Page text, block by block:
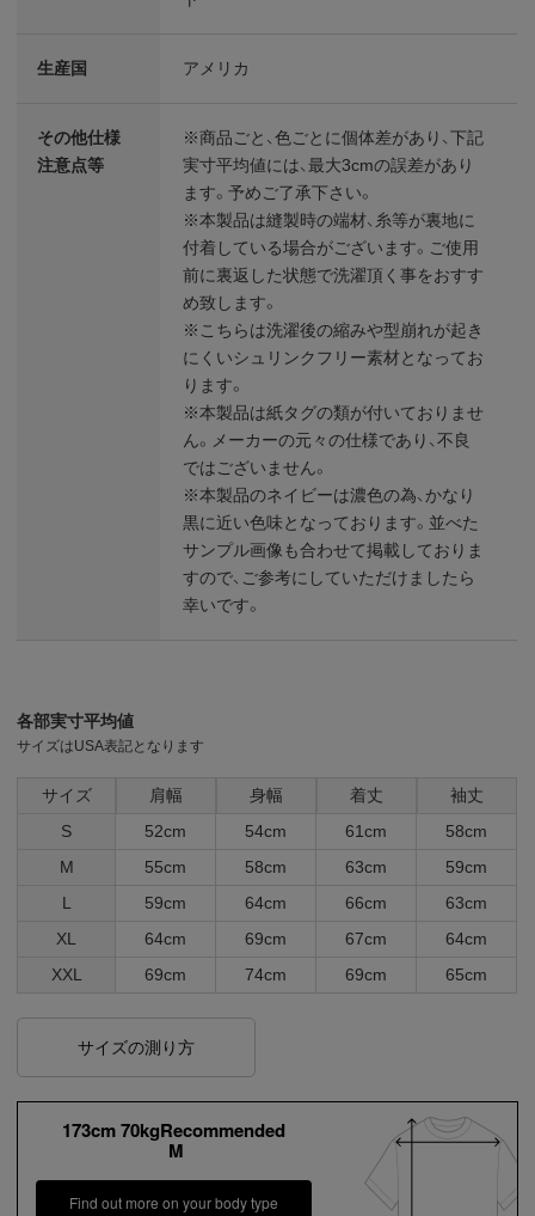
生産国 アメリカ
その他仕様
注意点等
※商品ごと、色ごとに個体差があり、下記
実寸平均値には、最大3cmの誤差があり
ます。予めご了承下さい。
※本製品は縫製時の端材、糸等が裏地に
付着している場合がございます。ご使用
前に裏返した状態で洗濯頂く事をおすす
め致します。
※こちらは洗濯後の縮みや型崩れが起き
にくいシュリンクフリー素材となってお
ります。
※本製品は紙タグの類が付いておりませ
ん。メーカーの元々の仕様であり、不良
ではございません。
※本製品のネイビーは濃色の為、かなり
黒に近い色味となっております。並べた
サンプル画像も合わせて掲載しておりま
すので、ご参考にしていただけましたら
幸いです。
各部実寸平均値
サイズはUSA表記となります
サイズ 肩幅 身幅 着丈
袖丈
S
52cm 54cm 61cm
58cm
M
55cm 58cm 63cm
59cm
L
59cm 64cm 66cm
63cm
XL
64cm 69cm 67cm
64cm
XXL
69cm 74cm 69cm 65cm
サイズの測り方
173cm 70kgRecommended
M
Find out more on your body type